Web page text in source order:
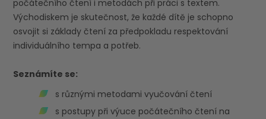
počátečního čtení i metodách při práci s textem.
Východiskem je skutečnost, že každé dítě je schopno
osvojit si základy čtení za předpokladu respektování
individuálního tempa a potřeb.
Seznámíte se:
s různými metodami vyučování čtení
s postupy při výuce počátečního čtení na